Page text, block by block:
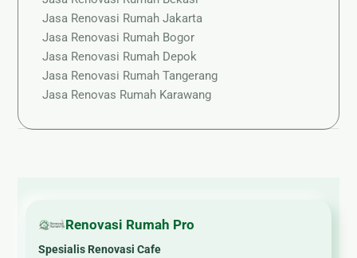
Jasa Renovasi Rumah Jakarta
Jasa Renovasi Rumah Bogor
Jasa Renovasi Rumah Depok
Jasa Renovasi Rumah Tangerang
Jasa Renovas Rumah Karawang
Renovasi Rumah Pro
Spesialis Renovasi Cafe